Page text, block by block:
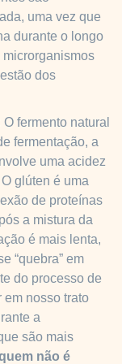
uma vez que
durante o longo
dos
O fermento natural
fermentação, a
uma acidez
glúten é uma
de proteínas
a mistura da
é mais lenta,
“quebra” em
do processo de
nosso trato
a
são mais
não é